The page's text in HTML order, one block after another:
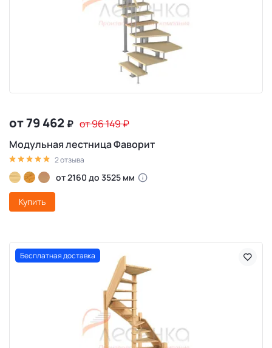
от 79 462 ₽ от 96 149₽
Модульная лестница Фаворит
2 отзыва
от 2160 до 3525 мм
Купить
Бесплатная доставка